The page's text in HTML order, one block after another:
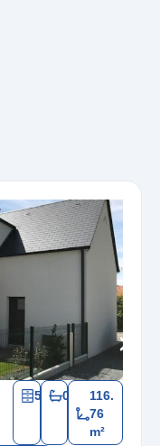
5 0
116.
76
m²